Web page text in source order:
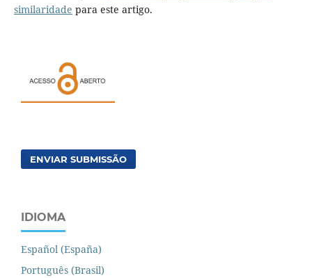
similaridade para este artigo.
ENVIAR SUBMISSÃO
IDIOMA
Español (España)
Português (Brasil)